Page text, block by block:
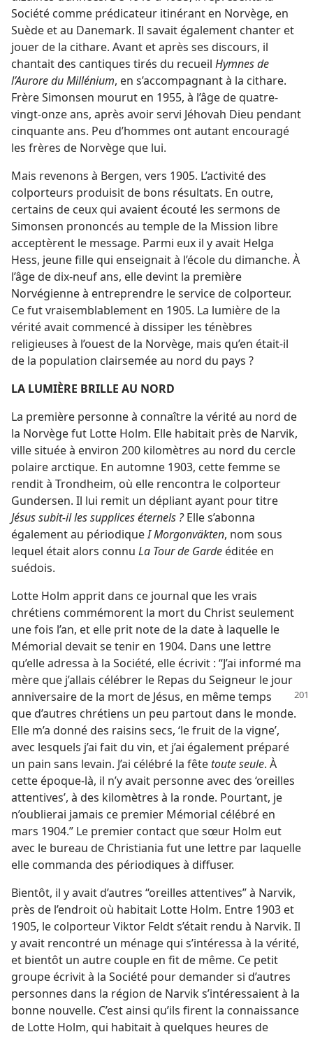
Société comme prédicateur itinérant en Norvège, en
Suède et au Danemark. Il savait également chanter et
jouer de la cithare. Avant et après ses discours, il
chantait des cantiques tirés du recueil Hymnes de
l’Aurore du Millénium, en s’accompagnant à la cithare.
Frère Simonsen mourut en 1955, à l’âge de quatre-
vingt-onze ans, après avoir servi Jéhovah Dieu pendant
cinquante ans. Peu d’hommes ont autant encouragé
les frères de Norvège que lui.
Mais revenons à Bergen, vers 1905. L’activité des
colporteurs produisit de bons résultats. En outre,
certains de ceux qui avaient écouté les sermons de
Simonsen prononcés au temple de la Mission libre
acceptèrent le message. Parmi eux il y avait Helga
Hess, jeune fille qui enseignait à l’école du dimanche. À
l’âge de dix-neuf ans, elle devint la première
Norvégienne à entreprendre le service de colporteur.
Ce fut vraisemblablement en 1905. La lumière de la
vérité avait commencé à dissiper les ténèbres
religieuses à l’ouest de la Norvège, mais qu’en était-​il
de la population clairsemée au nord du pays ?
LA LUMIÈRE BRILLE AU NORD
La première personne à connaître la vérité au nord de
la Norvège fut Lotte Holm. Elle habitait près de Narvik,
ville située à environ 200 kilomètres au nord du cercle
polaire arctique. En automne 1903, cette femme se
rendit à Trondheim, où elle rencontra le colporteur
Gundersen. Il lui remit un dépliant ayant pour titre
Jésus subit-​il les supplices éternels ?Elle s’abonna
également au périodiqueI Morgonväkten, nom sous
lequel était alors connu La Tour de Garde éditée en
suédois.
Lotte Holm apprit dans ce journal que les vrais
chrétiens commémorent la mort du Christ seulement
une fois l’an, et elle prit note de la date à laquelle le
Mémorial devait se tenir en 1904. Dans une lettre
qu’elle adressa à la Société, elle écrivit : “J’ai informé ma
mère que j’allais célébrer le Repas du Seigneur le jour
anniversaire de la mort de Jésus, en mêmetemps
que d’autres chrétiens un peu partout dans le monde.
Elle m’a donné des raisins secs, ‘le fruit de la vigne’,
avec lesquels j’ai fait du vin, et j’ai également préparé
un pain sans levain. J’ai célébré la fête toute seule. À
cette époque-​là, il n’y avait personne avec des ‘oreilles
attentives’, à des kilomètres à la ronde. Pourtant, je
n’oublierai jamais ce premier Mémorial célébré en
mars 1904.” Le premier contact que sœur Holm eut
avec le bureau de Christiania fut une lettre par laquelle
elle commanda des périodiques à diffuser.
Bientôt, il y avait d’autres “oreilles attentives” à Narvik,
près de l’endroit où habitait Lotte Holm. Entre 1903 et
1905, le colporteur Viktor Feldt s’était rendu à Narvik. Il
y avait rencontré un ménage qui s’intéressa à la vérité,
et bientôt un autre couple en fit de même. Ce petit
groupe écrivit à la Société pour demander si d’autres
personnes dans la région de Narvik s’intéressaient à la
bonne nouvelle. C’est ainsi qu’ils firent la connaissance
de Lotte Holm, qui habitait à quelques heures de